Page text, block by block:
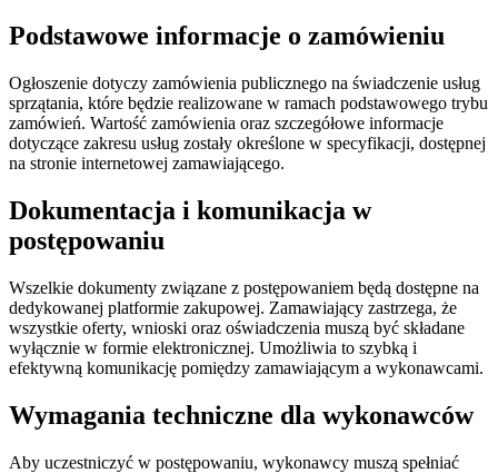
Podstawowe informacje o zamówieniu
Ogłoszenie dotyczy zamówienia publicznego na świadczenie usług
sprzątania, które będzie realizowane w ramach podstawowego trybu
zamówień. Wartość zamówienia oraz szczegółowe informacje
dotyczące zakresu usług zostały określone w specyfikacji, dostępnej
na stronie internetowej zamawiającego.
Dokumentacja i komunikacja w
postępowaniu
Wszelkie dokumenty związane z postępowaniem będą dostępne na
dedykowanej platformie zakupowej. Zamawiający zastrzega, że
wszystkie oferty, wnioski oraz oświadczenia muszą być składane
wyłącznie w formie elektronicznej. Umożliwia to szybką i
efektywną komunikację pomiędzy zamawiającym a wykonawcami.
Wymagania techniczne dla wykonawców
Aby uczestniczyć w postępowaniu, wykonawcy muszą spełniać